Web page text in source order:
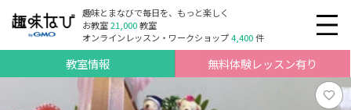
趣味とまなびで毎日を、もっと楽しく
お教室21,000教室
オンラインレッスン・ワークショップ4,400件
教室情報 無料体験レッスン有り